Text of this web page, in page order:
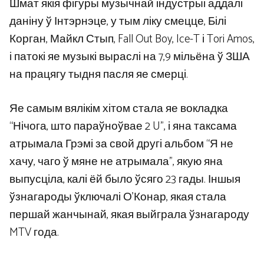
даніну ў Інтэрнэце, у тым ліку смецце, Білі
Корган, Майкл Стып, Fall Out Boy, Ice-T і Tori Amos,
і патокі яе музыкі выраслі на 7,9 мільёна ў ЗША
на працягу тыдня пасля яе смерці.
Яе самым вялікім хітом стала яе вокладка
“Нічога, што параўноўвае 2 U”, і яна таксама
атрымала Грэмі за свой другі альбом “Я не
хачу, чаго ў мяне не атрымала”, якую яна
выпусціла, калі ёй было ўсяго 23 гады. Іншыя
ўзнагароды ўключалі О’Конар, якая стала
першай жанчынай, якая выйграла ўзнагароду
MTV года.